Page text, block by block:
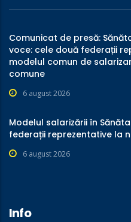
Comunicat de presă:
voce: cele două federații
modelul comun de
comune
6 august 2026
Modelul salarizării în
federații reprezentative la
6 august 2026
Info